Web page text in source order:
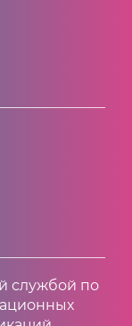
службой по